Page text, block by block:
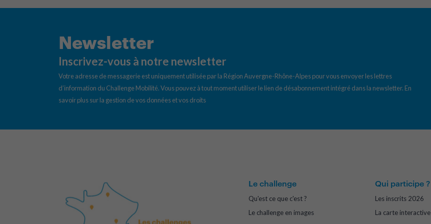
Newsletter
Inscrivez-vous à notre newsletter
Votre adresse de messagerie est uniquement utilisée par la Région Auvergne-Rhône-Alpes pour vous envoyer les lettres
d’information du Challenge Mobilité. Vous pouvez à tout moment utiliser le lien de désabonnement intégré dans la newsletter. En
savoir plus sur la gestion de vos données et vos droits
Le challenge
Qu'est ce que c'est ?
Le challenge en images
Qui participe ?
Les inscrits 2026
La carte interactive